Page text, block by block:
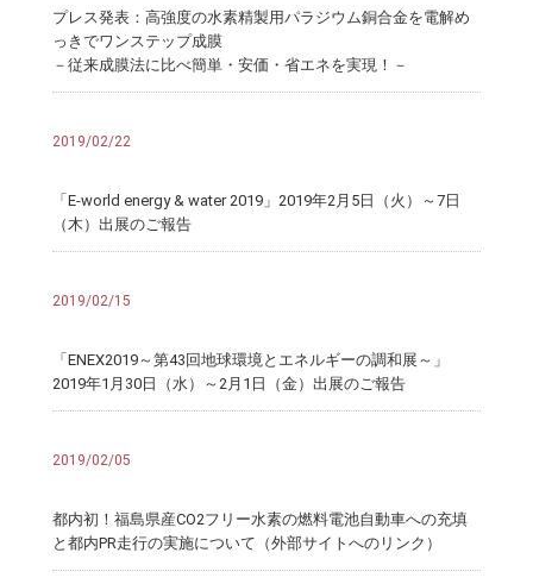
プレス発表：高強度の水素精製用パラジウム銅合金を電解め
っきでワンステップ成膜
－従来成膜法に比べ簡単・安価・省エネを実現！－
2019/02/22
「E-world energy & water 2019」2019年2月5日（火）～7日
（木）出展のご報告
2019/02/15
「ENEX2019～第43回地球環境とエネルギーの調和展～」
2019年1月30日（水）～2月1日（金）出展のご報告
2019/02/05
都内初！福島県産CO2フリー水素の燃料電池自動車への充填
と都内PR走行の実施について（外部サイトへのリンク）